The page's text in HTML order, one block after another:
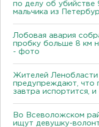
по делу об убийстве
мальчика из
Лобовая авария
пробку больше 8 км
- фото
Жителей Ленобласти
предупреждают, что
завтра испортится, и
Во Всеволожском
ищут девушку-